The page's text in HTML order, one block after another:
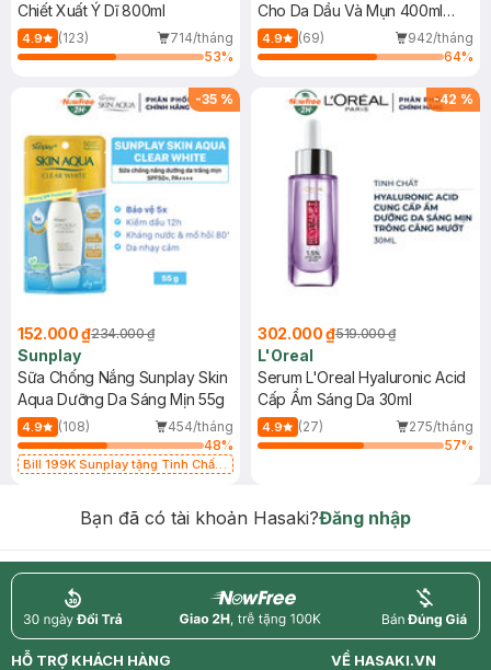
Chiết Xuất Ý Dĩ 800ml
4.9 (123)
714/tháng
53%
Cho Da Dầu Và Mụn 400ml
(Mới)
4.9 (69)
942/tháng
64%
-35 %
152.000 ₫234.000 ₫
Sunplay
Sữa Chống Nắng Sunplay Skin
Aqua Dưỡng Da Sáng Mịn 55g
4.9 (108)
454/tháng
48%
Bill 199K Sunplay tặng Tinh Chất
-42 %
302.000 ₫519.000 ₫
L'Oreal
Serum L'Oreal Hyaluronic Acid
Cấp Ẩm Sáng Da 30ml
4.9 (27)
275/tháng
57%
Bạn đã có tài khoản Hasaki?Đăng nhập
return nowfree price
HỖ TRỢ KHÁCH HÀNG
VỀ HASAKI.VN